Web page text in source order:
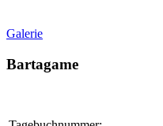
Galerie
Bartagame